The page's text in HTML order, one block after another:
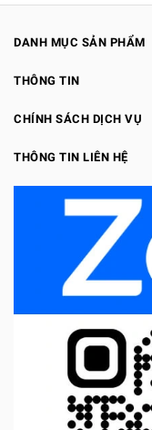
DANH MỤC SẢN PHẨM
THÔNG TIN
CHÍNH SÁCH DỊCH VỤ
THÔNG TIN LIÊN HỆ